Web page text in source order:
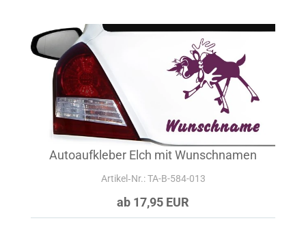
Autoaufkleber Elch mit Wunschnamen
Artikel‑Nr.: TA-B-584-013
ab 17,95 EUR